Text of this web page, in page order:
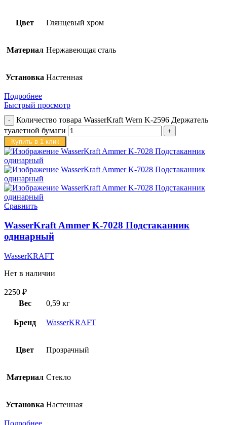
Цвет Глянцевый хром
Материал Нержавеющая сталь
Установка Настенная
Подробнее
Быстрый просмотр
Количество товара WasserKraft Wern K-2596 Держатель
туалетной бумаги
Купить в 1 клик
Сравнить
WasserKraft Ammer K-7028 Подстаканник
одинарный
WasserKRAFT
Нет в наличии
2250 ₽
Вес
0,59 кг
Бренд WasserKRAFT
Цвет Прозрачный
Материал Стекло
Установка Настенная
Подробнее